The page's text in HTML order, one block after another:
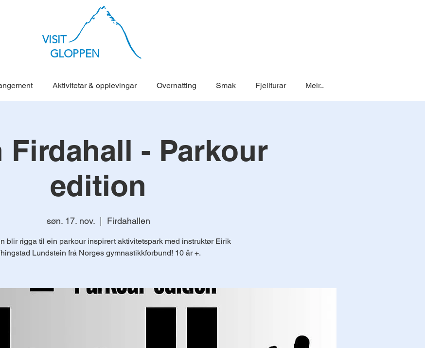
VISIT
GLOPPEN
Aktivitetar & opplevingar Overnatting Smak Fjellturar Meir..
Firdahall - Parkour
edition
søn. 17. nov.
  |
Firdahallen
blir rigga til ein parkour inspirert aktivitetspark med instruktør Eirik
Lundstein frå Norges gymnastikkforbund! 10 år +.